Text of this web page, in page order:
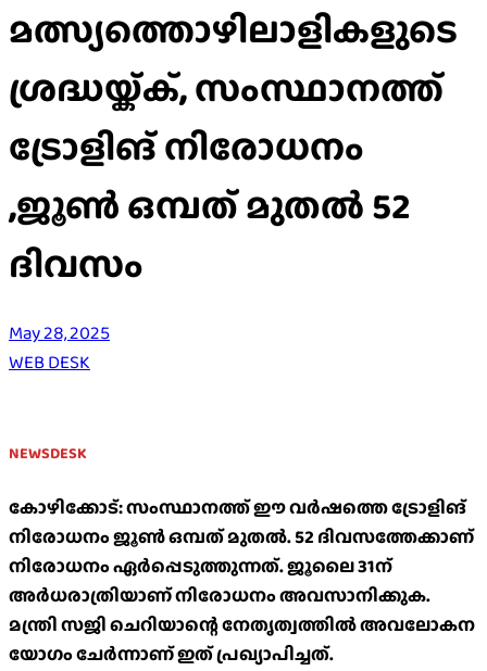
മത്സ്യത്തൊഴിലാളികളുടെ
ശ്രദ്ധയ്ക്ക്, സംസ്ഥാനത്ത്
ട്രോളിങ് നിരോധനം
,ജൂണ്‍ ഒമ്പത് മുതല്‍ 52
ദിവസം
May 28, 2025
WEB DESK
NEWSDESK
കോഴിക്കോട്: സംസ്ഥാനത്ത് ഈ വര്‍ഷത്തെ ട്രോളിങ്
നിരോധനം ജൂണ്‍ ഒമ്പത് മുതല്‍. 52 ദിവസത്തേക്കാണ്
നിരോധനം ഏര്‍പ്പെടുത്തുന്നത്. ജൂലൈ 31ന്
അര്‍ധരാത്രിയാണ് നിരോധനം അവസാനിക്കുക.
മന്ത്രി സജി ചെറിയാന്റെ നേതൃത്വത്തില്‍ അവലോകന
യോഗം ചേര്‍ന്നാണ് ഇത് പ്രഖ്യാപിച്ചത്.